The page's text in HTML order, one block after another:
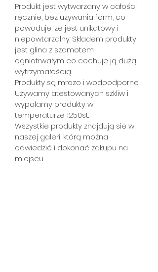
Produkt jest wytwarzany w całości
ręcznie, bez używania form, co
powoduje, że jest unikatowy i
niepowtarzalny. Składem produkty
jest glina z szamotem
ogniotrwałym co cechuje ją dużą
wytrzymałością.
Produkty są mrozo i wodoodporne.
Używamy atestowanych szkliw i
wypalamy produkty w
temperaturze 1250st.
Wszystkie produkty znajdują sie w
naszej galeri, którą można
odwiedzić i dokonać zakupu na
miejscu.